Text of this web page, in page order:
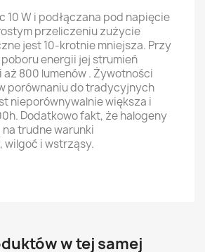
10 W i podłączana pod napięcie
przeliczeniu zużycie
jest 10-krotnie mniejsza. Przy
poboru energii jej strumień
800 lumenów . Żywotności
porównaniu do tradycyjnych
nieporównywalnie większa i
Dodatkowo fakt, że halogeny
na trudne warunki
i wstrząsy.
w tej samej